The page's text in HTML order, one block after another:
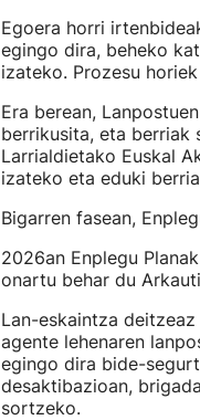
Egoera horri
egingo dira, beheko
izateko. Prozesu
Era berean,
berrikusita, eta berriak
Larrialdietako Euskal
izateko eta eduki
Bigarren fasean,
2026an Enplegu
onartu behar du
Lan-eskaintza
agente lehenaren
egingo dira bide-
desaktibazioan,
sortzeko.